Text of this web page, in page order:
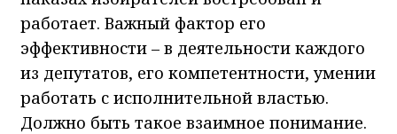
работает. Важный фактор его
эффективности – в деятельности каждого
из депутатов, его компетентности, умении
работать с исполнительной властью.
Должно быть такое взаимное понимание.